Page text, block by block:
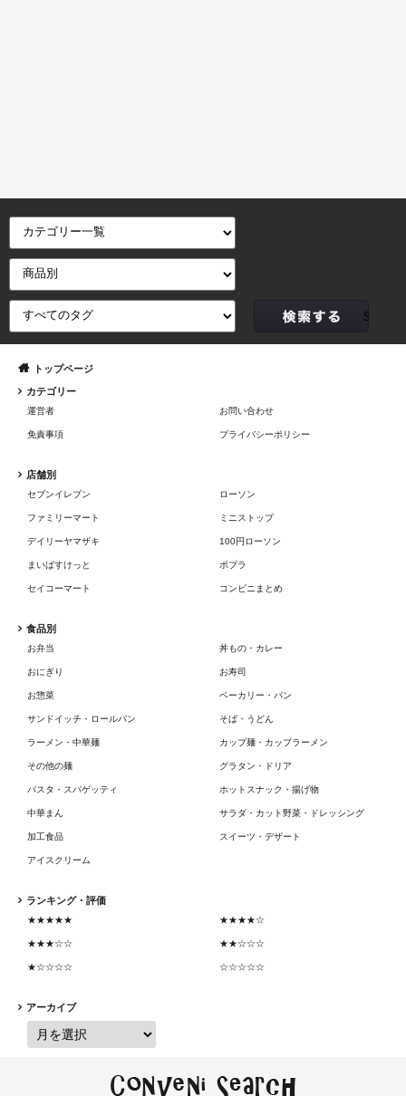
トップページ
カテゴリー
運営者 お問い合わせ
免責事項 プライバシーポリシー
店舗別
セブンイレブン ローソン
ファミリーマート ミニストップ
デイリーヤマザキ 100円ローソン
まいばすけっと ポプラ
セイコーマート コンビニまとめ
食品別
お弁当 丼もの・カレー
おにぎり お寿司
お惣菜 ベーカリー・パン
サンドイッチ・ロールパン そば・うどん
ラーメン・中華麺 カップ麺・カップラーメン
その他の麺 グラタン・ドリア
パスタ・スパゲッティ ホットスナック・揚げ物
中華まん サラダ・カット野菜・ドレッシング
加工食品 スイーツ・デザート
アイスクリーム
ランキング・評価
★★★★★ ★★★★☆
★★★☆☆ ★★☆☆☆
★☆☆☆☆ ☆☆☆☆☆
アーカイブ